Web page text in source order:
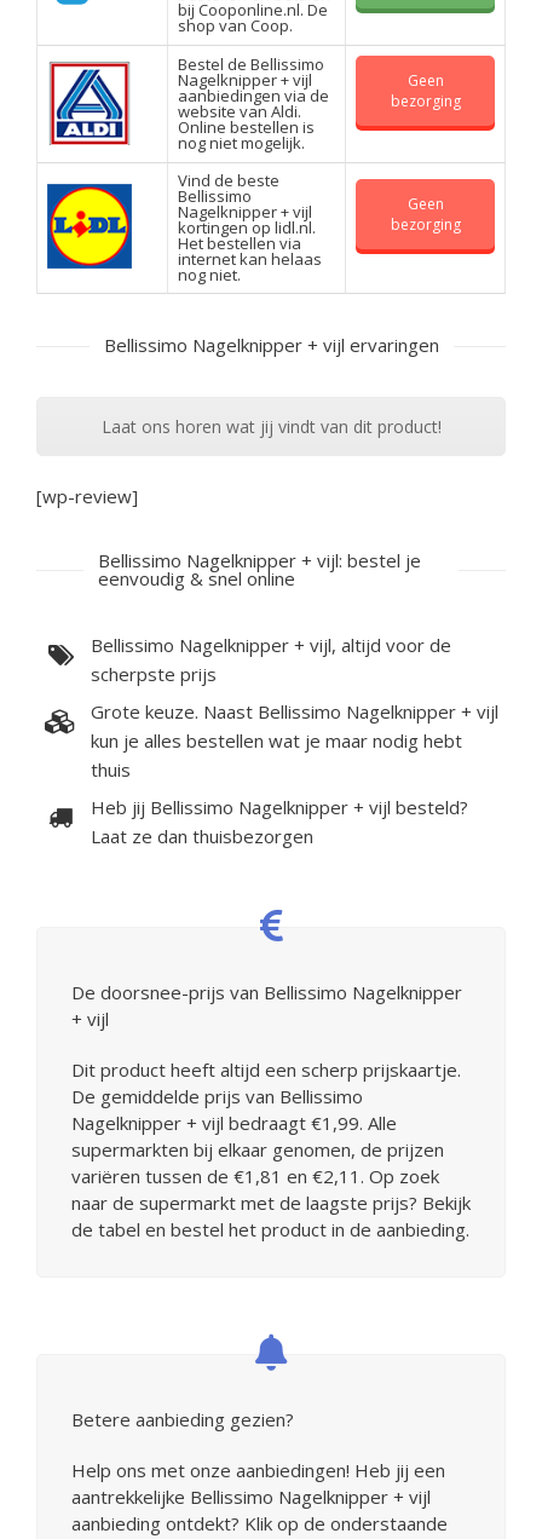
bij Cooponline.nl. De
shop van Coop.
Bestel de Bellissimo
Nagelknipper + vijl
aanbiedingen via de
website van Aldi.
Online bestellen is
nog niet mogelijk.
Geen
bezorging
Vind de beste
Bellissimo
Nagelknipper + vijl
kortingen op lidl.nl.
Het bestellen via
internet kan helaas
nog niet.
Geen
bezorging
Bellissimo Nagelknipper + vijl ervaringen
Laat ons horen wat jij vindt van dit product!
[wp-review]
Bellissimo Nagelknipper + vijl: bestel je
eenvoudig & snel online
Bellissimo Nagelknipper + vijl, altijd voor de
scherpste prijs
Grote keuze. Naast Bellissimo Nagelknipper + vijl
kun je alles bestellen wat je maar nodig hebt
thuis
Heb jij Bellissimo Nagelknipper + vijl besteld?
Laat ze dan thuisbezorgen
De doorsnee-prijs van Bellissimo Nagelknipper
+ vijl
Dit product heeft altijd een scherp prijskaartje.
De gemiddelde prijs van Bellissimo
Nagelknipper + vijl bedraagt €1,99. Alle
supermarkten bij elkaar genomen, de prijzen
variëren tussen de €1,81 en €2,11. Op zoek
naar de supermarkt met de laagste prijs? Bekijk
de tabel en bestel het product in de aanbieding.
Betere aanbieding gezien?
Help ons met onze aanbiedingen! Heb jij een
aantrekkelijke Bellissimo Nagelknipper + vijl
aanbieding ontdekt? Klik op de onderstaande